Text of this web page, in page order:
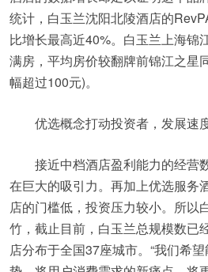
统计，白玉兰沈阳北陵酒店的
比增长最高近40%。白玉兰上海锦
满房，平均房价较翻牌前锦江之星
幅超过100元)。
优选概念打动投资者，发展速
接近中档酒店盈利能力的经营
在巨大的吸引力。再加上优选服务
店的门槛低，投资压力较小。所以
竹，截止目前，白玉兰总规模数已
店分布于全国37座城市。“我们希